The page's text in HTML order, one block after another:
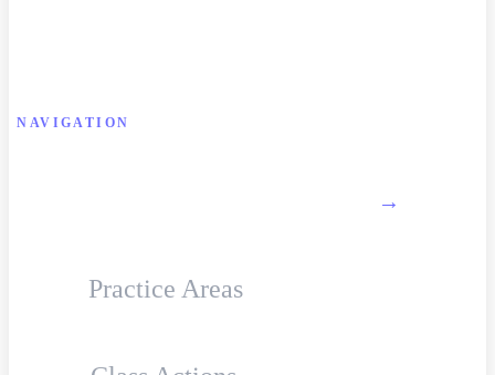
NAVIGATION
→
Practice Areas